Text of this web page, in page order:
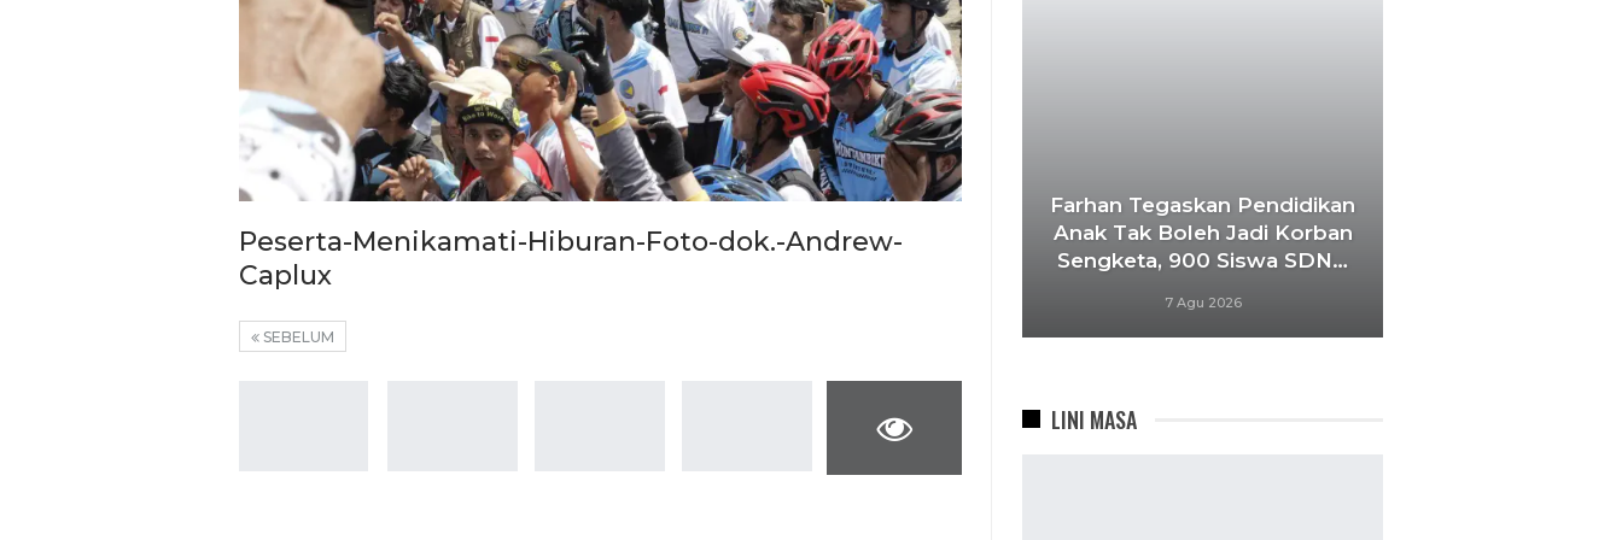
Peserta-Menikamati-Hiburan-Foto-dok.-Andrew-
Caplux
SEBELUM
Farhan Tegaskan Pendidikan
Anak Tak Boleh Jadi Korban
Sengketa, 900 Siswa SDN…
7 Agu 2026
LINI MASA